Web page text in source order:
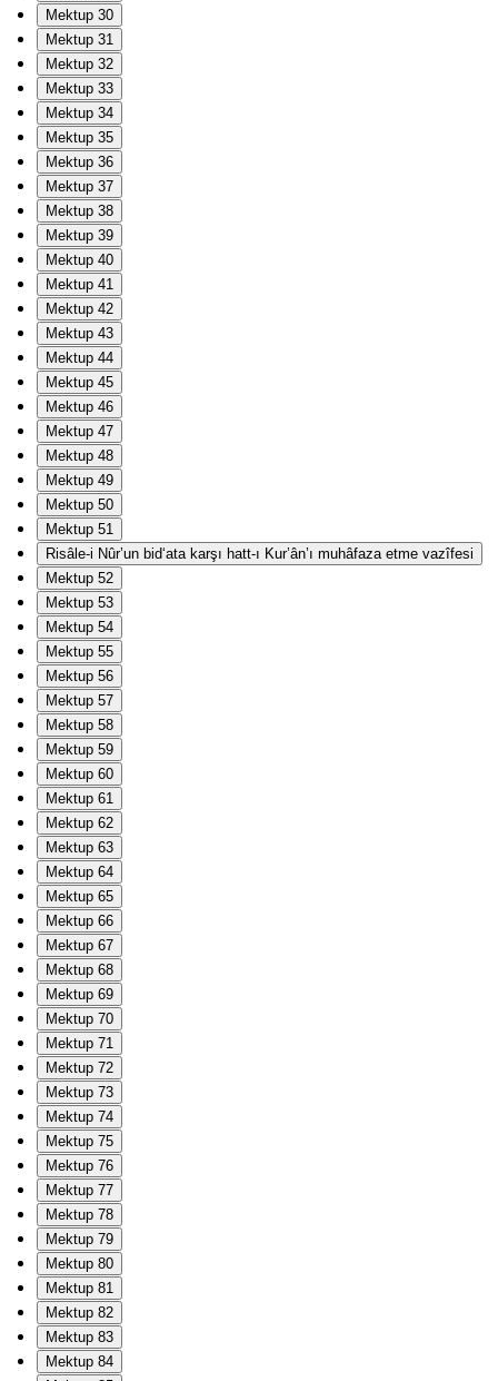
Mektup 30
Mektup 31
Mektup 32
Mektup 33
Mektup 34
Mektup 35
Mektup 36
Mektup 37
Mektup 38
Mektup 39
Mektup 40
Mektup 41
Mektup 42
Mektup 43
Mektup 44
Mektup 45
Mektup 46
Mektup 47
Mektup 48
Mektup 49
Mektup 50
Mektup 51
Risâle-i Nûr’un bid‘ata karşı hatt-ı Kur’ân’ı muhâfaza etme vazîfesi
Mektup 52
Mektup 53
Mektup 54
Mektup 55
Mektup 56
Mektup 57
Mektup 58
Mektup 59
Mektup 60
Mektup 61
Mektup 62
Mektup 63
Mektup 64
Mektup 65
Mektup 66
Mektup 67
Mektup 68
Mektup 69
Mektup 70
Mektup 71
Mektup 72
Mektup 73
Mektup 74
Mektup 75
Mektup 76
Mektup 77
Mektup 78
Mektup 79
Mektup 80
Mektup 81
Mektup 82
Mektup 83
Mektup 84